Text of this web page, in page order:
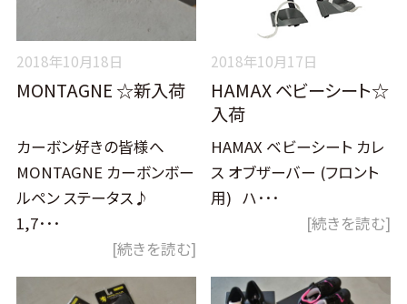
2018年10月18日
MONTAGNE ☆新入荷
カーボン好きの皆様へ
MONTAGNE カーボンボー
ルペン ステータス♪
1,7･･･
[続きを読む]
2018年10月17日
HAMAX ベビーシート☆
入荷
HAMAX ベビーシート カレ
ス オブザーバー (フロント
用) ハ･･･
[続きを読む]